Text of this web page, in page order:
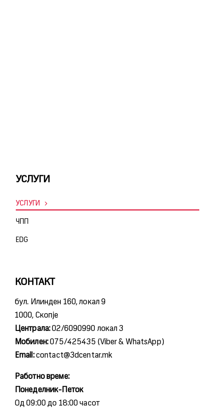
УСЛУГИ
УСЛУГИ
ЧПП
ЕDG
КОНТАКТ
бул. Илинден 160, локал 9
1000, Скопје
Централа:02/6090990 локал 3
Мобилен:075/425435 (Viber & WhatsApp)
Email:contact@3dcentar.mk
Работно време:
Понеделник-Петок
Од 09:00 до 18:00 часот